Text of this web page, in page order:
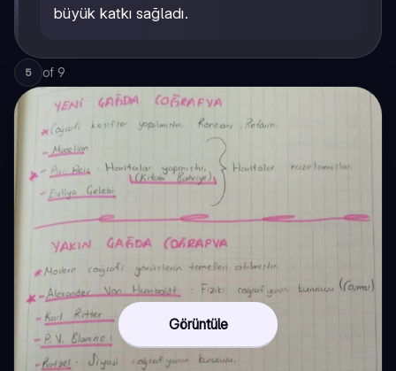
büyük katkı sağladı.
5 of 9
Görüntüle